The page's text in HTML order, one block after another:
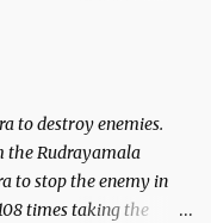
to destroy enemies.
the Rudrayamala
to stop the enemy in
times taking the